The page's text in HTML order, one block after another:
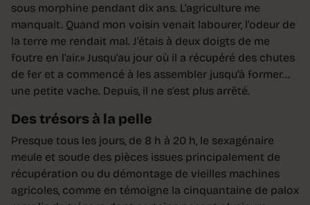
sous morphine pendant dix ans. L’agriculture me
manquait. Quand mon voisin venait labourer, l’odeur de
la terre me rendait mal. J’étais à deux doigts de me
foutre en l’air.» Jusqu’au jour où il a récupéré des chutes
de fer et a commencé à les assembler jusqu’à former…
une petite vache. Depuis, il ne s’est plus arrêté.
Des trésors à la pelle
Presque tous les jours, de 8 h à 20 h, le sexagénaire
meule et soude des pièces issues principalement de
récupération ou du démontage de vieilles machines
agricoles, comme en témoigne la cinquantaine de palox